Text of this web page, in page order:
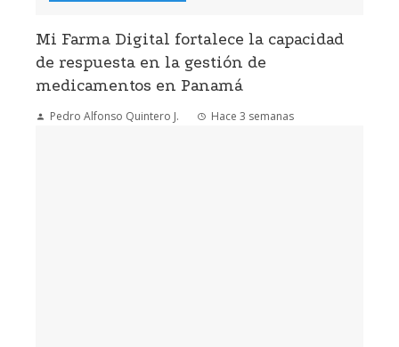
Mi Farma Digital fortalece la capacidad
de respuesta en la gestión de
medicamentos en Panamá
Pedro Alfonso Quintero J. Hace 3 semanas